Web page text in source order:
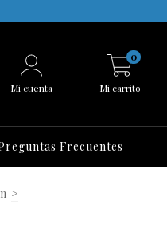
Mi cuenta Mi carrito
0
Frecuentes
>